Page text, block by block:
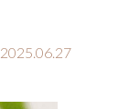
2025.06.27